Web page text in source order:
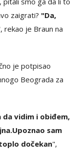
zaigrati? "Da,
rekao je Braun na
je potpisao
Beograda za
da vidim i obiđem,
Upoznao sam
dočekan",